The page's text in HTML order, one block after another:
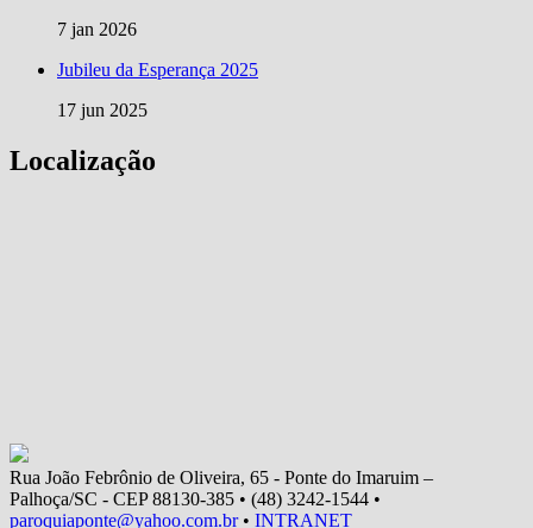
7 jan 2026
Jubileu da Esperança 2025
17 jun 2025
Localização
Rua João Febrônio de Oliveira, 65 - Ponte do Imaruim –
Palhoça/SC - CEP 88130-385 • (48) 3242-1544 •
paroquiaponte@yahoo.com.br• INTRANET